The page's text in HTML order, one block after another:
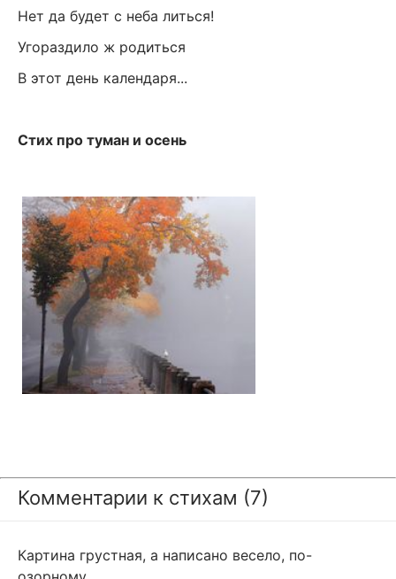
Нет да будет с неба литься!
Угораздило ж родиться
В этот день календаря...
Стих про туман и осень
Комментарии к стихам (7)
Картина грустная, а написано весело, по-